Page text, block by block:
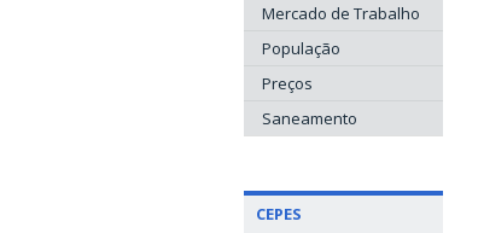
Mercado de Trabalho
População
Preços
Saneamento
CEPES